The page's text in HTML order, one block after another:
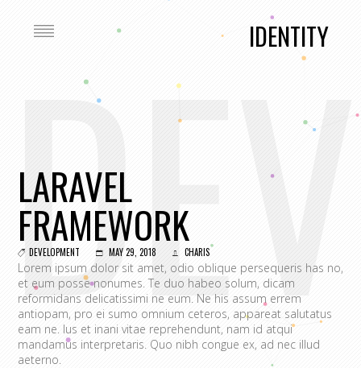
IDENTITY
LARAVEL
FRAMEWORK
DEVELOPMENT MAY 29, 2018 CHARIS
Lorem ipsum dolor sit amet, odio oblique persequeris has no,
et eum posse nonumes. Te duo habeo solum, dicam
reformidans delicatissimi ne eum. Ne his assum errem
antiopam, pro ei sumo omnium ceteros, appareat salutatus
eam ne. Ius et inani vitae reprehendunt, nam id atqui
mandamus interpretaris. Quo nibh congue ex, ad nec illud
aeterno.